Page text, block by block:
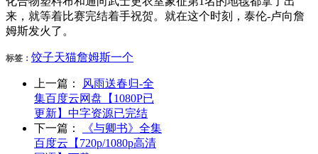
来，就等着比赛完结着手祝贺。就在这个时刻，泰伦-卢向詹
姆斯发火了。
标签： 饺子天猫詹姆斯一个
上一篇：
风雨送春归-全
集百度云网盘【1080P已
更新】中字资源已完结
下一篇：
《与卿书》全集
百度云【720p/1080p高清